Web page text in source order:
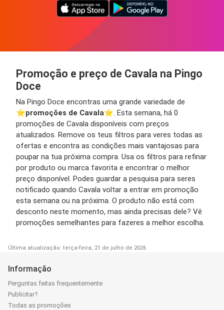
Promoção e preço de Cavala na Pingo
Doce
Na Pingo Doce encontras uma grande variedade de
⭐️promoções de Cavala⭐️. Esta semana, há 0
promoções de Cavala disponíveis com preços
atualizados. Remove os teus filtros para veres todas as
ofertas e encontra as condições mais vantajosas para
poupar na tua próxima compra. Usa os filtros para refinar
por produto ou marca favorita e encontrar o melhor
preço disponível. Podes guardar a pesquisa para seres
notificado quando Cavala voltar a entrar em promoção
esta semana ou na próxima. O produto não está com
desconto neste momento, mas ainda precisas dele? Vê
promoções semelhantes para fazeres a melhor escolha.
Última atualização: terça-feira, 21 de julho de 2026
Informação
Perguntas feitas frequentemente
Publicitar?
Todas as promoções